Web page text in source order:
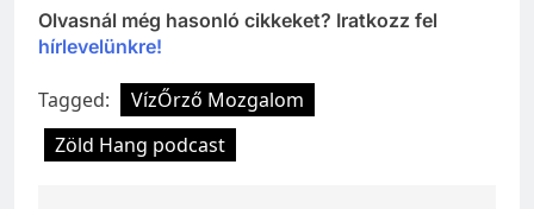
Olvasnál még hasonló cikkeket? Iratkozz fel
hírlevelünkre!
Tagged:
VízŐrző Mozgalom
Zöld Hang podcast